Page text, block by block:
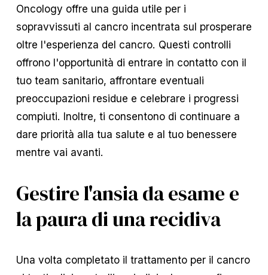
Oncology offre una guida utile per i
sopravvissuti al cancro incentrata sul prosperare
oltre l'esperienza del cancro. Questi controlli
offrono l'opportunità di entrare in contatto con il
tuo team sanitario, affrontare eventuali
preoccupazioni residue e celebrare i progressi
compiuti. Inoltre, ti consentono di continuare a
dare priorità alla tua salute e al tuo benessere
mentre vai avanti.
Gestire l'ansia da esame e
la paura di una recidiva
Una volta completato il trattamento per il cancro